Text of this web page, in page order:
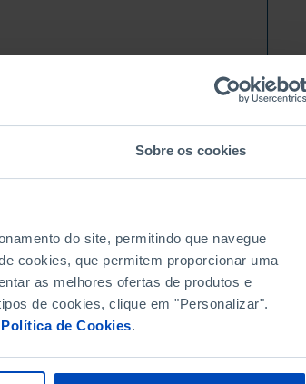
Sobre os cookies
do site, permitindo que navegue
cookies, que permitem proporcionar uma
as melhores ofertas de produtos e
de cookies, clique em "Personalizar".
Política de Cookies.